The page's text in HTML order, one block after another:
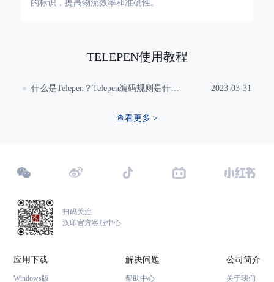
的标识，提高物流效率和准确性。
TELEPEN使用教程
什么是Telepen？Telepen编码规则是什么？ 2023-03-31
查看更多 >
扫码关注
汉印官方客服中心
应用下载
Windows版
解决问题
帮助中心
公司简介
关于我们